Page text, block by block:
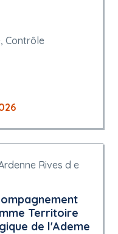
Contrôle
Rives d e
Territoire
de l'Ademe